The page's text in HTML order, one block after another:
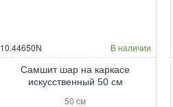
10.44650N В наличии
Самшит шар на каркасе
искусственный 50 см
50 см